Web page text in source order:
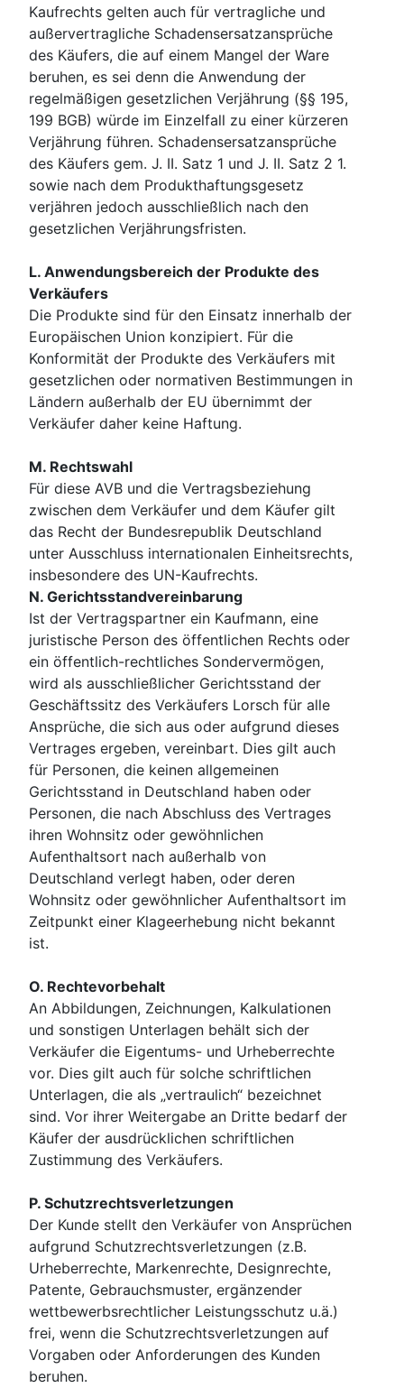
Kaufrechts gelten auch für vertragliche und
außervertragliche Schadensersatzansprüche
des Käufers, die auf einem Mangel der Ware
beruhen, es sei denn die Anwendung der
regelmäßigen gesetzlichen Verjährung (§§ 195,
199 BGB) würde im Einzelfall zu einer kürzeren
Verjährung führen. Schadensersatzansprüche
des Käufers gem. J. II. Satz 1 und J. II. Satz 2 1.
sowie nach dem Produkthaftungsgesetz
verjähren jedoch ausschließlich nach den
gesetzlichen Verjährungsfristen.
L. Anwendungsbereich der Produkte des
Verkäufers
Die Produkte sind für den Einsatz innerhalb der
Europäischen Union konzipiert. Für die
Konformität der Produkte des Verkäufers mit
gesetzlichen oder normativen Bestimmungen in
Ländern außerhalb der EU übernimmt der
Verkäufer daher keine Haftung.
M. Rechtswahl
Für diese AVB und die Vertragsbeziehung
zwischen dem Verkäufer und dem Käufer gilt
das Recht der Bundesrepublik Deutschland
unter Ausschluss internationalen Einheitsrechts,
insbesondere des UN-Kaufrechts.
N. Gerichtsstandvereinbarung
Ist der Vertragspartner ein Kaufmann, eine
juristische Person des öffentlichen Rechts oder
ein öffentlich-rechtliches Sondervermögen,
wird als ausschließlicher Gerichtsstand der
Geschäftssitz des Verkäufers Lorsch für alle
Ansprüche, die sich aus oder aufgrund dieses
Vertrages ergeben, vereinbart. Dies gilt auch
für Personen, die keinen allgemeinen
Gerichtsstand in Deutschland haben oder
Personen, die nach Abschluss des Vertrages
ihren Wohnsitz oder gewöhnlichen
Aufenthaltsort nach außerhalb von
Deutschland verlegt haben, oder deren
Wohnsitz oder gewöhnlicher Aufenthaltsort im
Zeitpunkt einer Klageerhebung nicht bekannt
ist.
O. Rechtevorbehalt
An Abbildungen, Zeichnungen, Kalkulationen
und sonstigen Unterlagen behält sich der
Verkäufer die Eigentums- und Urheberrechte
vor. Dies gilt auch für solche schriftlichen
Unterlagen, die als „vertraulich“ bezeichnet
sind. Vor ihrer Weitergabe an Dritte bedarf der
Käufer der ausdrücklichen schriftlichen
Zustimmung des Verkäufers.
P. Schutzrechtsverletzungen
Der Kunde stellt den Verkäufer von Ansprüchen
aufgrund Schutzrechtsverletzungen (z.B.
Urheberrechte, Markenrechte, Designrechte,
Patente, Gebrauchsmuster, ergänzender
wettbewerbsrechtlicher Leistungsschutz u.ä.)
frei, wenn die Schutzrechtsverletzungen auf
Vorgaben oder Anforderungen des Kunden
beruhen.